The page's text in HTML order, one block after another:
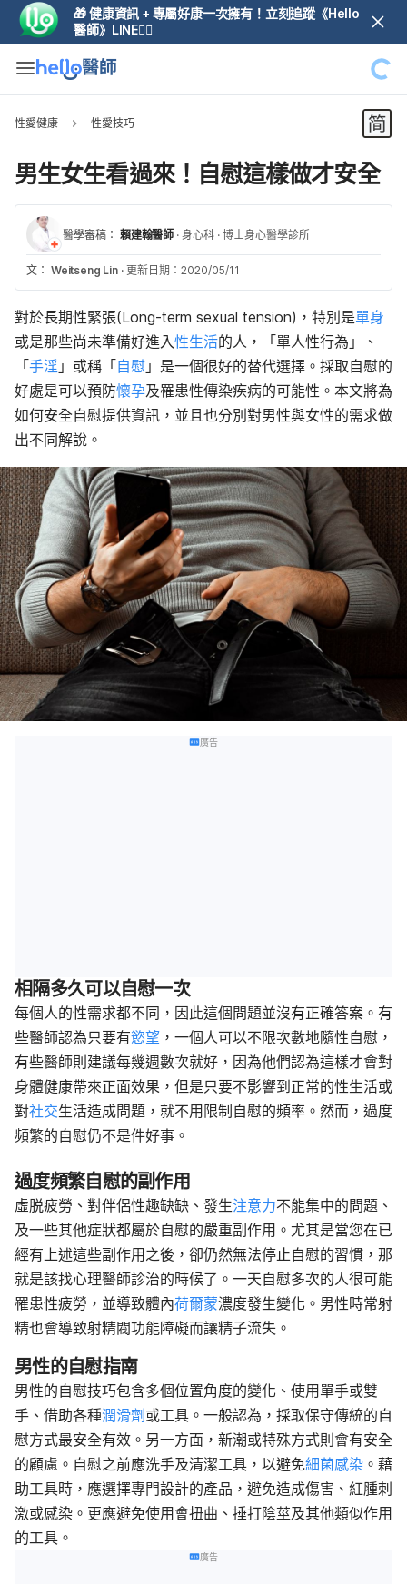
🎁 健康資訊 + 專屬好康一次擁有！立刻追蹤《Hello
醫師》LINE👆🏼
性愛健康 性愛技巧
男生女生看過來！自慰這樣做才安全
醫學審稿： 賴建翰醫師 · 身心科 · 博士身心醫學診所
文： Weitseng Lin · 更新日期：2020/05/11
對於長期性緊張(Long-term sexual tension)，特別是單身
或是那些尚未準備好進入性生活的人，「單人性行為」、
「 手淫 」或稱「 自慰 」是一個很好的替代選擇。採取自慰的
好處是可以預防懷孕及罹患性傳染疾病的可能性。本文將為
如何安全自慰提供資訊，並且也分別對男性與女性的需求做
出不同解說。
廣告
相隔多久可以自慰一次
每個人的性需求都不同，因此這個問題並沒有正確答案。有
些醫師認為只要有慾望 ，一個人可以不限次數地隨性自慰，
有些醫師則建議每幾週數次就好，因為他們認為這樣才會對
身體健康帶來正面效果，但是只要不影響到正常的性生活或
對社交生活造成問題，就不用限制自慰的頻率。然而，過度
頻繁的自慰仍不是件好事。
過度頻繁自慰的副作用
虛脱疲勞、對伴侶性趣缺缺、發生注意力不能集中的問題、
及一些其他症狀都屬於自慰的嚴重副作用。尤其是當您在已
經有上述這些副作用之後，卻仍然無法停止自慰的習慣，那
就是該找心理醫師診治的時候了。一天自慰多次的人很可能
罹患性疲勞，並導致體內荷爾蒙濃度發生變化。男性時常射
精也會導致射精閥功能障礙而讓精子流失。
男性的自慰指南
男性的自慰技巧包含多個位置角度的變化、使用單手或雙
手、借助各種潤滑劑或工具。一般認為，採取保守傳統的自
慰方式最安全有效。另一方面，新潮或特殊方式則會有安全
的顧慮。自慰之前應洗手及清潔工具，以避免細菌感染 。藉
助工具時，應選擇專門設計的產品，避免造成傷害、紅腫刺
激或感染。更應避免使用會扭曲、捶打陰莖及其他類似作用
的工具。
廣告